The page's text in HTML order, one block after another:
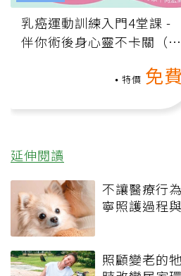
乳癌運動訓練入門4堂課 -
伴你術後身心靈不卡關（線
特價 免費
延伸閱讀
不讓醫療行
寧照護過程
照顧變老的